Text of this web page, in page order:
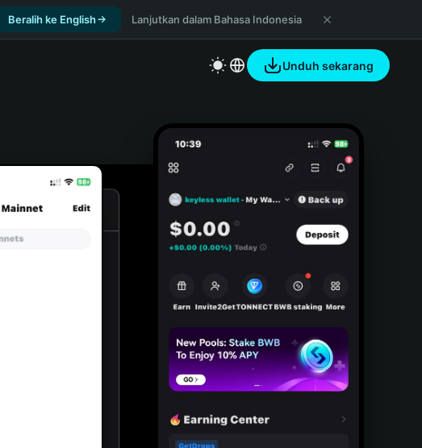
Beralih ke English Lanjutkan dalam Bahasa Indonesia
Unduh sekarang